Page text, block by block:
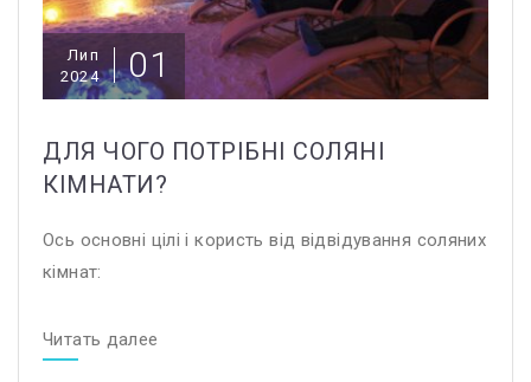
Лип
2024
01
ДЛЯ ЧОГО ПОТРІБНІ СОЛЯНІ
КІМНАТИ?
Ось основні цілі і користь від відвідування соляних
кімнат:
Читать далее